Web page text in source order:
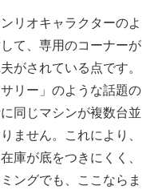
リオキャラクターのよ
て、専用のコーナーが
がされている点です。
リー」のような話題の
同じマシンが複数台並
ません。これにより、
庫が底をつきにくく、
ングでも、ここならま